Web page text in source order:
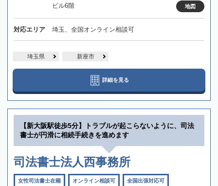
ビル6階
地図
対応エリア 埼玉、全国オンライン相談可
埼玉県 新座市
詳細を見る
【新大阪駅徒歩5分】トラブルが起こらないように、司法
書士が円滑に相続手続きを進めます
司法書士法人西事務所
女性司法書士在籍 オンライン相談可 全国出張対応可